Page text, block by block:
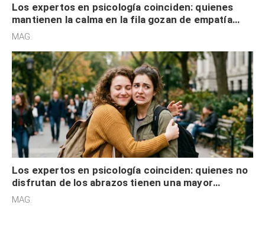
Los expertos en psicología coinciden: quienes
mantienen la calma en la fila gozan de empatía
cognitiva, gratitud y no solo tienen autocontrol
MAG.
Los expertos en psicología coinciden: quienes no
disfrutan de los abrazos tienen una mayor
sensibilidad a los estímulos físicos y no es por
MAG.